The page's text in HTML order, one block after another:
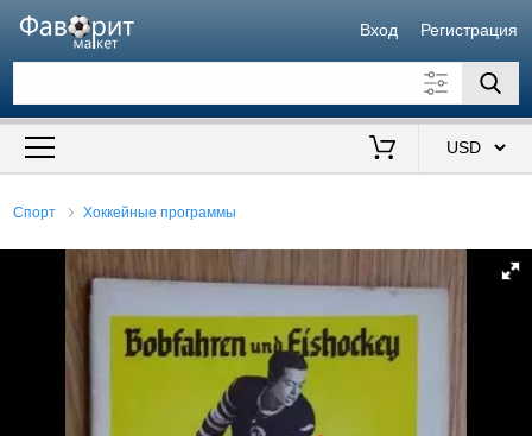
Вход Регистрация
Искать также в описании
Спорт Хоккейные программы